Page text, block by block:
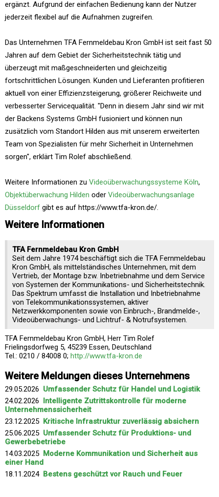
ergänzt. Aufgrund der einfachen Bedienung kann der Nutzer
jederzeit flexibel auf die Aufnahmen zugreifen.
Das Unternehmen TFA Fernmeldebau Kron GmbH ist seit fast 50
Jahren auf dem Gebiet der Sicherheitstechnik tätig und
überzeugt mit maßgeschneiderten und gleichzeitig
fortschrittlichen Lösungen. Kunden und Lieferanten profitieren
aktuell von einer Effizienzsteigerung, größerer Reichweite und
verbesserter Servicequalität. "Denn in diesem Jahr sind wir mit
der Backens Systems GmbH fusioniert und können nun
zusätzlich vom Standort Hilden aus mit unserem erweiterten
Team von Spezialisten für mehr Sicherheit in Unternehmen
sorgen", erklärt Tim Rolef abschließend.
Weitere Informationen zu Videoüberwachungssysteme Köln,
Objektüberwachung Hilden oder Videoüberwachungsanlage
Düsseldorf gibt es auf https://www.tfa-kron.de/.
Weitere Informationen
TFA Fernmeldebau Kron GmbH
Seit dem Jahre 1974 beschäftigt sich die TFA Fernmeldebau
Kron GmbH, als mittelständisches Unternehmen, mit dem
Vertrieb, der Montage bzw. Inbetriebnahme und dem Service
von Systemen der Kommunikations- und Sicherheitstechnik.
Das Spektrum umfasst die Installation und Inbetriebnahme
von Telekommunikationssystemen, aktiver
Netzwerkkomponenten sowie von Einbruch-, Brandmelde-,
Videoüberwachungs- und Lichtruf- & Notrufsystemen.
TFA Fernmeldebau Kron GmbH, Herr Tim Rolef
Frielingsdorfweg 5, 45239 Essen, Deutschland
Tel.: 0210 / 84008 0; http://www.tfa-kron.de
Weitere Meldungen dieses Unternehmens
29.05.2026 Umfassender Schutz für Handel und Logistik
24.02.2026 Intelligente Zutrittskontrolle für moderne
Unternehmenssicherheit
23.12.2025 Kritische Infrastruktur zuverlässig absichern
25.06.2025 Umfassender Schutz für Produktions- und
Gewerbebetriebe
14.03.2025 Moderne Kommunikation und Sicherheit aus
einer Hand
18.11.2024 Bestens geschützt vor Rauch und Feuer